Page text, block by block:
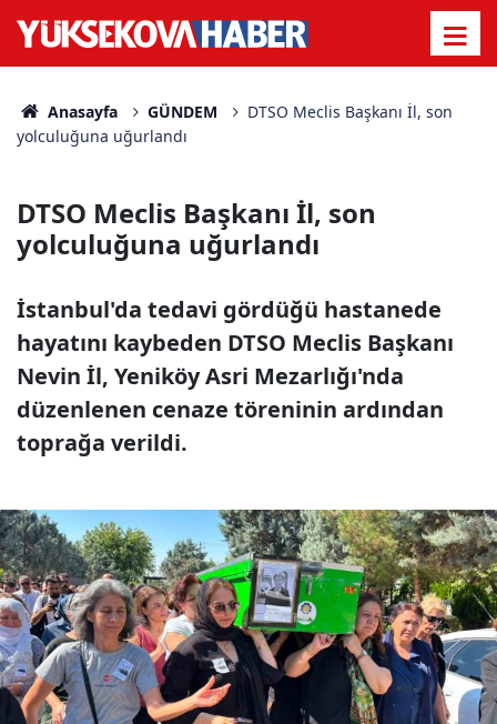
Anasayfa GÜNDEM
DTSO Meclis Başkanı İl, son
yolculuğuna uğurlandı
DTSO Meclis Başkanı İl, son
yolculuğuna uğurlandı
İstanbul'da tedavi gördüğü hastanede
hayatını kaybeden DTSO Meclis Başkanı
Nevin İl, Yeniköy Asri Mezarlığı'nda
düzenlenen cenaze töreninin ardından
toprağa verildi.